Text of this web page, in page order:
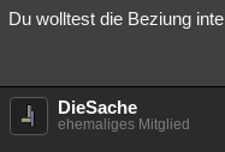
Du wolltest die Beziung
DieSache
ehemaliges Mitglied